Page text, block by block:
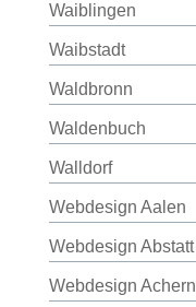
Waiblingen
Waibstadt
Waldbronn
Waldenbuch
Walldorf
Webdesign Aalen
Webdesign Abstatt
Webdesign Achern